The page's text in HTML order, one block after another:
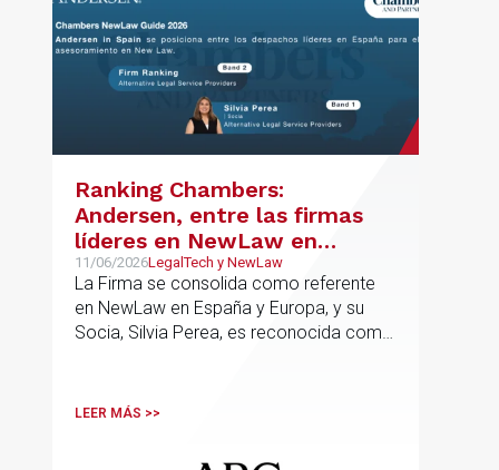
Ranking Chambers:
Andersen, entre las firmas
líderes en NewLaw en
España y Europa
11/06/2026LegalTech y NewLaw
La Firma se consolida como referente
en NewLaw en España y Europa, y su
Socia, Silvia Perea, es reconocida como
LEER MÁS >>